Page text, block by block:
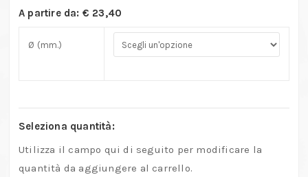
A partire da: € 23,40
Ø (mm.)
Seleziona quantità:
Utilizza il campo qui di seguito per modificare la
quantità da aggiungere al carrello.